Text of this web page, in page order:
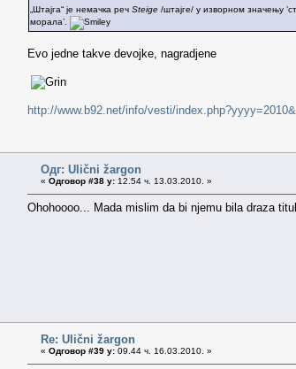
„Штајга“ је немачка реч Steige /штајге/ у изворном значењу
морала’.
Evo jedne takve devojke, nagradjene
http://www.b92.net/info/vesti/
Одг: Ulični žargon
« Одговор #38 у: 12.54 ч. 13.03.2010. »
Ohohoooo... Mada mislim da bi njemu bila draza
Re: Ulični žargon
« Одговор #39 у: 09.44 ч. 16.03.2010. »